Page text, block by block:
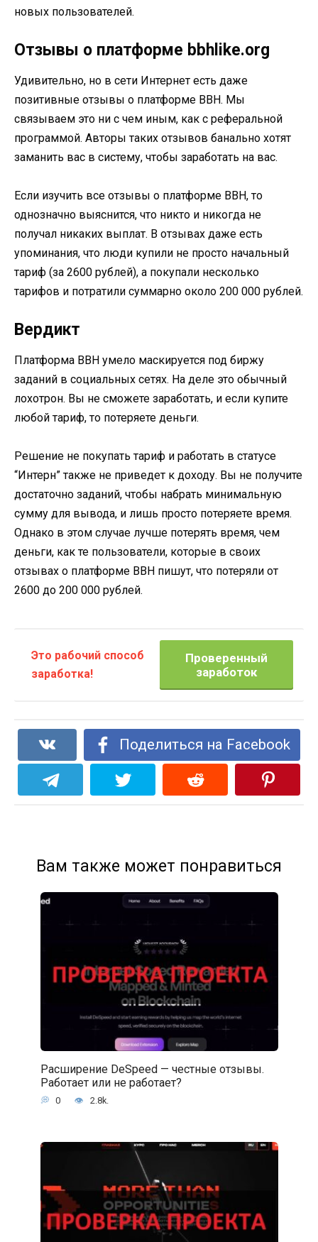
новых пользователей.
Отзывы о платформе bbhlike.org
Удивительно, но в сети Интернет есть даже
позитивные отзывы о платформе BBH. Мы
связываем это ни с чем иным, как с реферальной
программой. Авторы таких отзывов банально хотят
заманить вас в систему, чтобы заработать на вас.
Если изучить все отзывы о платформе BBH, то
однозначно выяснится, что никто и никогда не
получал никаких выплат. В отзывах даже есть
упоминания, что люди купили не просто начальный
тариф (за 2600 рублей), а покупали несколько
тарифов и потратили суммарно около 200 000 рублей.
Вердикт
Платформа BBH умело маскируется под биржу
заданий в социальных сетях. На деле это обычный
лохотрон. Вы не сможете заработать, и если купите
любой тариф, то потеряете деньги.
Решение не покупать тариф и работать в статусе
“Интерн” также не приведет к доходу. Вы не получите
достаточно заданий, чтобы набрать минимальную
сумму для вывода, и лишь просто потеряете время.
Однако в этом случае лучше потерять время, чем
деньги, как те пользователи, которые в своих
отзывах о платформе BBH пишут, что потеряли от
2600 до 200 000 рублей.
Это рабочий способ
заработка!
Проверенный
заработок
Поделиться на Facebook
Вам также может понравиться
Расширение DeSpeed — честные отзывы.
Работает или не работает?
0 2.8k.